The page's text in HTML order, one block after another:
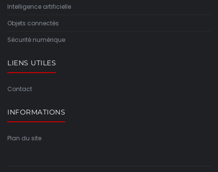
Intelligence artificielle
Objets connectés
Sécurité numérique
LIENS UTILES
Contact
INFORMATIONS
Plan du site